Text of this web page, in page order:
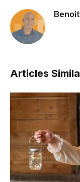
Articles